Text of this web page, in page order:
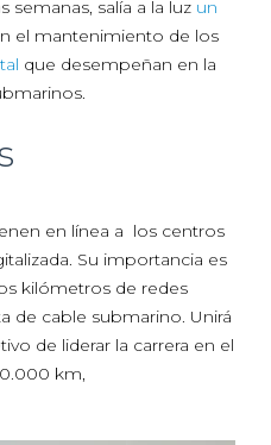
salía a la luz un
el mantenimiento de los
que desempeñan en la
en línea a los centros
Su importancia es
kilómetros de redes
de cable submarino. Unirá
de liderar la carrera en el
km,